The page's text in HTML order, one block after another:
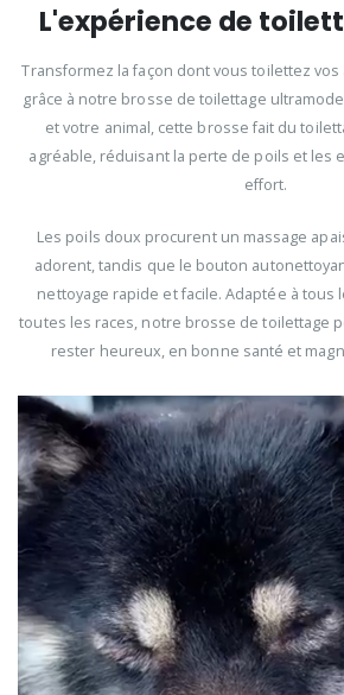
L'expérience de
Transformez la façon dont vous toilettez vos
grâce à notre brosse de toilettage
et votre animal, cette brosse fait du
agréable, réduisant la perte de poils et les
effort.
Les poils doux procurent un massage
adorent, tandis que le bouton
nettoyage rapide et facile. Adaptée à tous
toutes les races, notre brosse de toilettage
rester heureux, en bonne santé et